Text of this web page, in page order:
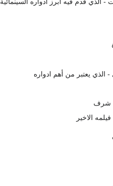
يعتبر من أهم ادواره
شرف
فيلمه الاخير